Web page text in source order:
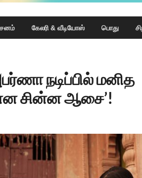
கேலரி & வீடியோஸ் பொது
நடிப்பில் மனித
சின்ன ஆசை’!